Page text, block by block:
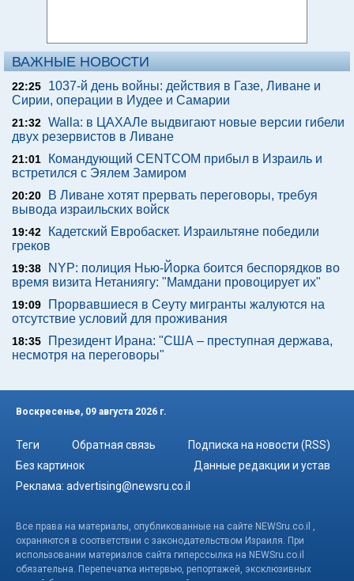
ВАЖНЫЕ НОВОСТИ
22:25
1037-й день войны: действия в Газе, Ливане и
Сирии, операции в Иудее и Самарии
21:32 Walla: в ЦАХАЛе выдвигают новые версии гибели
двух резервистов в Ливане
21:01
Командующий CENTCOM прибыл в Израиль и
встретился с Эялем Замиром
20:20
В Ливане хотят прервать переговоры, требуя
вывода израильских войск
19:42
Кадетский Евробаскет. Израильтяне победили
греков
19:38
NYP: полиция Нью-Йорка боится беспорядков во
время визита Нетаниягу: "Мамдани провоцирует их"
19:09
Прорвавшиеся в Сеуту мигранты жалуются на
отсутствие условий для проживания
18:35
Президент Ирана: "США – преступная держава,
несмотря на переговоры"
Воскресенье, 09 августа 2026 г.
Теги Обратная связь
Подписка на новости (RSS)
Без картинок
Данные редакции и устав
Реклама: advertising@newsru.co.il
Все права на материалы, опубликованные на сайте NEWSru.co.il ,
охраняются в соответствии с законодательством Израиля. При
использовании материалов сайта гиперссылка на NEWSru.co.il
обязательна. Перепечатка интервью, репортажей, эксклюзивных